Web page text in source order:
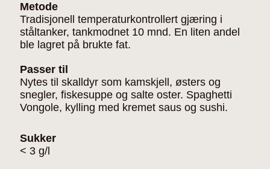
Metode
Tradisjonell temperaturkontrollert gjæring i
ståltanker, tankmodnet 10 mnd. En liten andel
ble lagret på brukte fat.
Passer til
Nytes til skalldyr som kamskjell, østers og
snegler, fiskesuppe og salte oster. Spaghetti
Vongole, kylling med kremet saus og sushi.
Sukker
< 3 g/l